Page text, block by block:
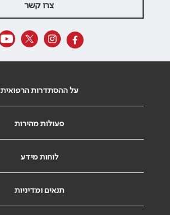
צרו קשר
על ההסתדרות הרפואית
פעולות מהירות
לוחות מידע
תנאים ומדיניות